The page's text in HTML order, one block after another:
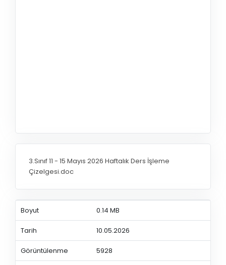
3.Sınıf 11 - 15 Mayıs 2026 Haftalık Ders İşleme
Çizelgesi.doc
Boyut 0.14 MB
Tarih 10.05.2026
Görüntülenme 5928